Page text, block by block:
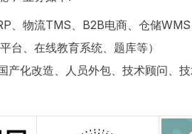
、物流TMS、B2B电商、仓储WMS
台、在线教育系统、题库等）
化改造、人员外包、技术顾问、技